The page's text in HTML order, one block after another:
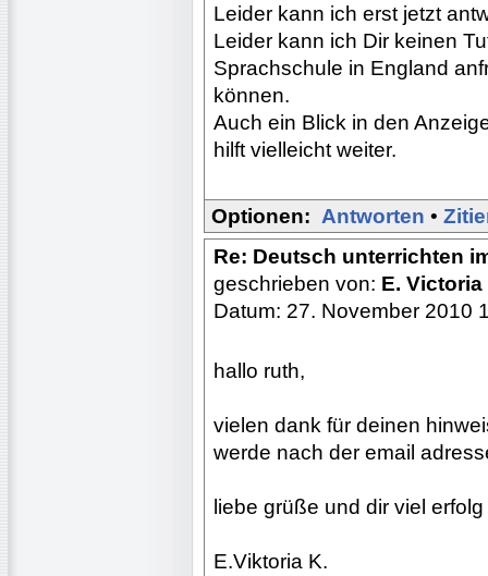
Leider kann ich erst jetzt
Leider kann ich Dir keinen
Sprachschule in England
können.
Auch ein Blick in den
hilft vielleicht weiter.
Optionen: Antworten •
Re: Deutsch unterrichten
geschrieben von: E.
Datum: 27. November 2010
hallo ruth,
vielen dank für deinen
werde nach der email
liebe grüße und dir viel erfolg
E.Viktoria K.